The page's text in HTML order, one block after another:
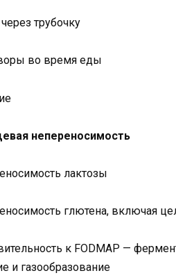
трубочку
во время еды
непереносимость
лактозы
глютена, включая
к FODMAP —
и газообразование